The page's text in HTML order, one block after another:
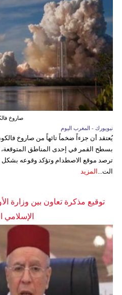
صاروخ
نيويورك - المغرب اليوم
بسطح القمر في إحدى المناطق المتوقعة،
ترصد موقع الاصطدام وتؤكد وقوعه بشكل
الت... المزيد
توقيع مذكرة تعاون بين وزارة
الإسلامي